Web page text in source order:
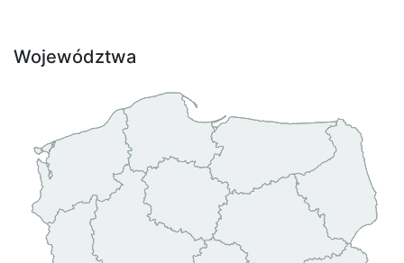
Województwa